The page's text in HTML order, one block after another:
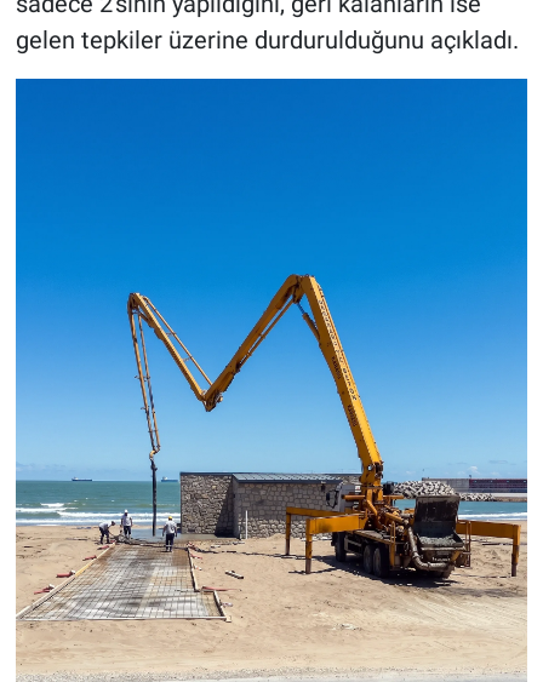
gelen tepkiler üzerine durdurulduğunu açıkladı.